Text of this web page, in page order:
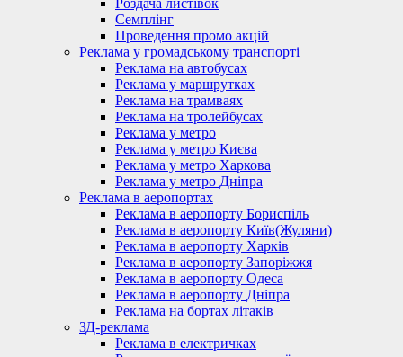
Роздача листівок
Семплінг
Проведення промо акцій
Реклама у громадському транспорті
Реклама на автобусах
Реклама у маршрутках
Реклама на трамваях
Реклама на тролейбусах
Реклама у метро
Реклама у метро Києва
Реклама у метро Харкова
Реклама у метро Дніпра
Реклама в аеропортах
Реклама в аеропорту Бориспіль
Реклама в аеропорту Київ(Жуляни)
Реклама в аеропорту Харків
Реклама в аеропорту Запоріжжя
Реклама в аеропорту Одеса
Реклама в аеропорту Дніпра
Реклама на бортах літаків
ЗД-реклама
Реклама в електричках